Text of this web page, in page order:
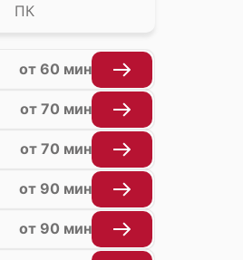
ПК
от 60 мин
от 70 мин
от 70 мин
от 90 мин
от 90 мин